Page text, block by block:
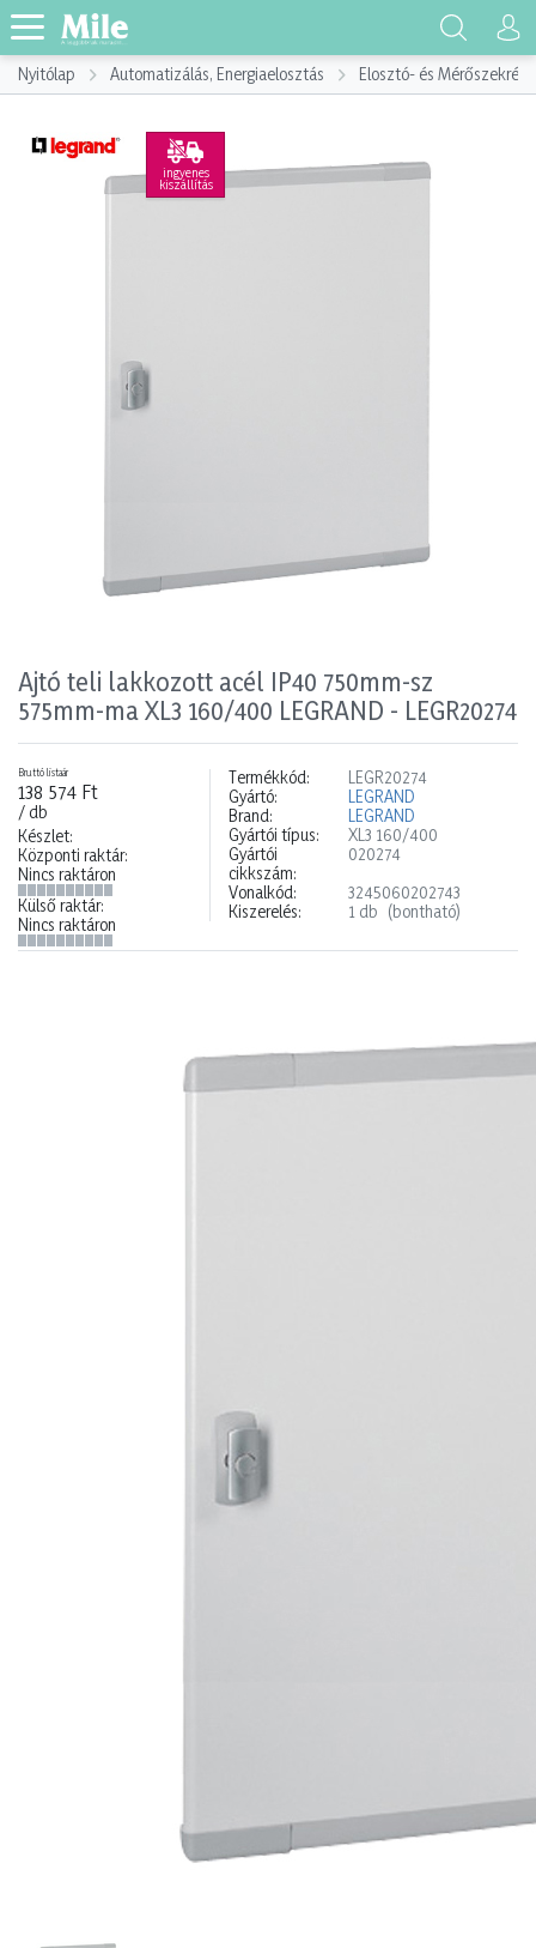
Nyitólap Automatizálás, Energiaelosztás Elosztó- és Mérőszekrény
ingyenes
kiszállítás
Ajtó teli lakkozott acél IP40 750mm-sz
575mm-ma XL3 160/400 LEGRAND - LEGR20274
Bruttó listaár
138 574 Ft
/ db
Készlet:
Központi raktár:
Nincs raktáron
Külső raktár:
Nincs raktáron
Termékkód:
LEGR20274
Gyártó:
LEGRAND
Brand:
LEGRAND
Gyártói típus:
XL3 160/400
Gyártói
cikkszám:
020274
Vonalkód:
3245060202743
Kiszerelés:
1 db (bontható)